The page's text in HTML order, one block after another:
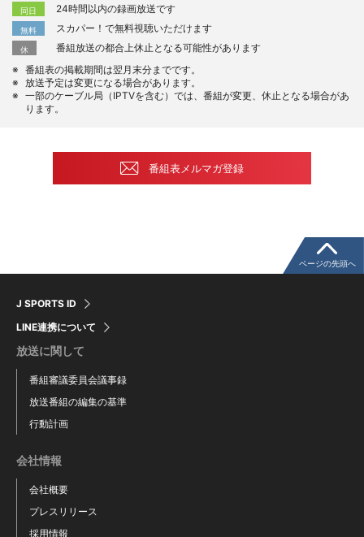
同日 24時間以内の録画放送です
無料 スカパー！で無料視聴いただけます
休
番組放送の都合上休止となる可能性があります
番組表の掲載期間は翌月末分までです。
放送予定は変更になる場合があります。
一部のケーブル局（IPTVを含む）では、番組が変更、休止となる場合があ
ります。
番組表メルマガ登録
J SPORTS ID
LINE連携について
放送に関して
番組審議委員会議事録
放送番組の編集の基準
行動計画
会社情報
会社概要
プレスリリース
採用情報
ページの先頭へ